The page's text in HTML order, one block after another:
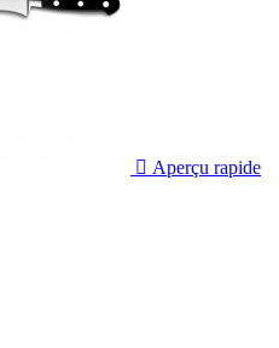
 Aperçu rapide